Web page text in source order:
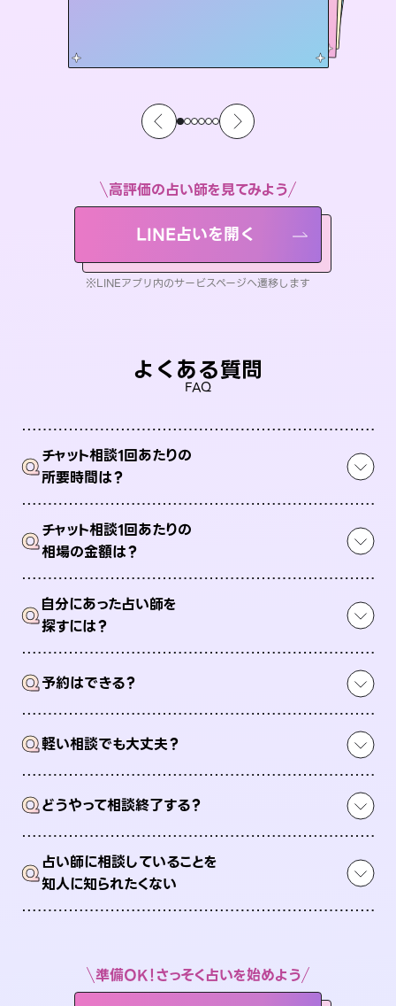
高評価の占い師を見てみよう
LINE占いを開く
※LINEアプリ内のサービスページへ遷移します
よくある質問
FAQ
Qチャット相談1回あたりの
所要時間は？
Qチャット相談1回あたりの
相場の金額は？
Q自分にあった占い師を
探すには？
Q予約はできる？
Q軽い相談でも大丈夫？
Qどうやって相談終了する？
Q占い師に相談していることを
知人に知られたくない
準備OK！さっそく占いを始めよう